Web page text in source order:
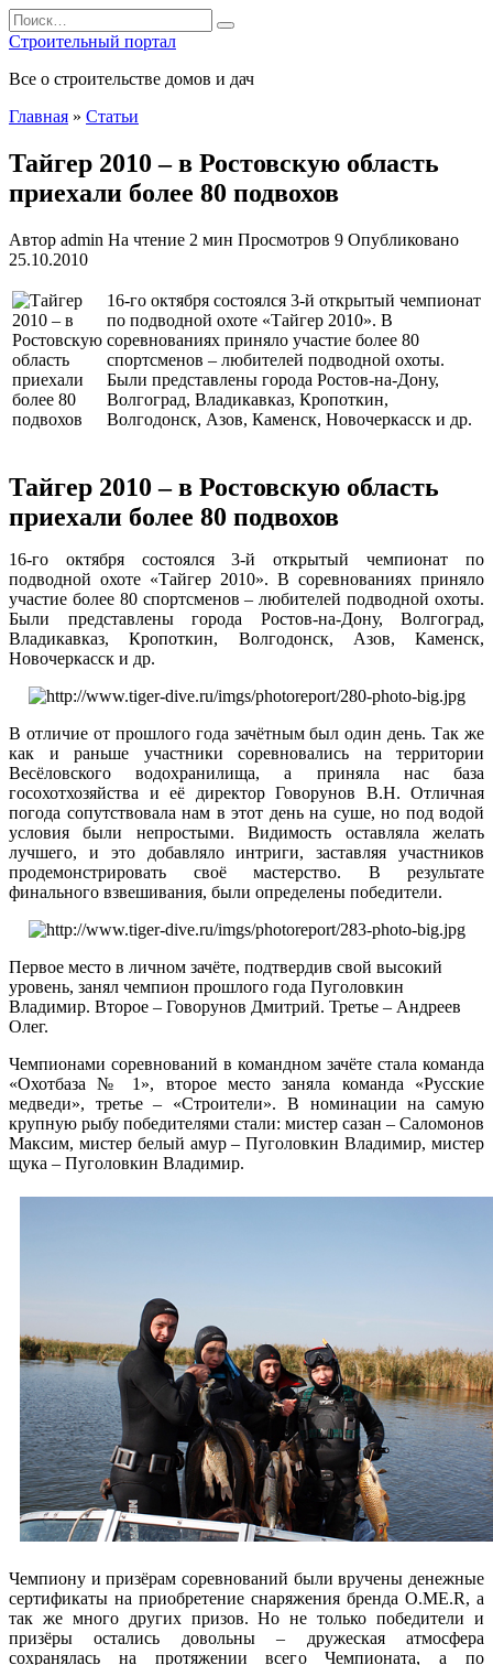
Перейти
к
содержанию
Search
for:
Строительный портал
Все о строительстве домов и дач
Главная » Статьи
Тайгер 2010 – в Ростовскую область
приехали более 80 подвохов
Автор admin На чтение 2 мин Просмотров 9 Опубликовано
25.10.2010
16-го октября состоялся 3-й открытый чемпионат
по подводной охоте «Тайгер 2010». В
соревнованиях приняло участие более 80
спортсменов – любителей подводной охоты.
Были представлены города Ростов-на-Дону,
Волгоград, Владикавказ, Кропоткин,
Волгодонск, Азов, Каменск, Новочеркасск и др.
Тайгер 2010 – в Ростовскую область
приехали более 80 подвохов
16-го октября состоялся 3-й открытый чемпионат по
подводной охоте «Тайгер 2010». В соревнованиях приняло
участие более 80 спортсменов – любителей подводной охоты.
Были представлены города Ростов-на-Дону, Волгоград,
Владикавказ, Кропоткин, Волгодонск, Азов, Каменск,
Новочеркасск и др.
В отличие от прошлого года зачётным был один день. Так же
как и раньше участники соревновались на территории
Весёловского водохранилища, а приняла нас база
госохотхозяйства и её директор Говорунов В.Н. Отличная
погода сопутствовала нам в этот день на суше, но под водой
условия были непростыми. Видимость оставляла желать
лучшего, и это добавляло интриги, заставляя участников
продемонстрировать своё мастерство. В результате
финального взвешивания, были определены победители.
Первое место в личном зачёте, подтвердив свой высокий
уровень, занял чемпион прошлого года Пуголовкин
Владимир. Второе – Говорунов Дмитрий. Третье – Андреев
Олег.
Чемпионами соревнований в командном зачёте стала команда
«Охотбаза № 1», второе место заняла команда «Русские
медведи», третье – «Строители». В номинации на самую
крупную рыбу победителями стали: мистер сазан – Саломонов
Максим, мистер белый амур – Пуголовкин Владимир, мистер
щука – Пуголовкин Владимир.
Чемпиону и призёрам соревнований были вручены денежные
сертификаты на приобретение снаряжения бренда O.ME.R, а
так же много других призов. Но не только победители и
призёры остались довольны – дружеская атмосфера
сохранялась на протяжении всего Чемпионата, а по